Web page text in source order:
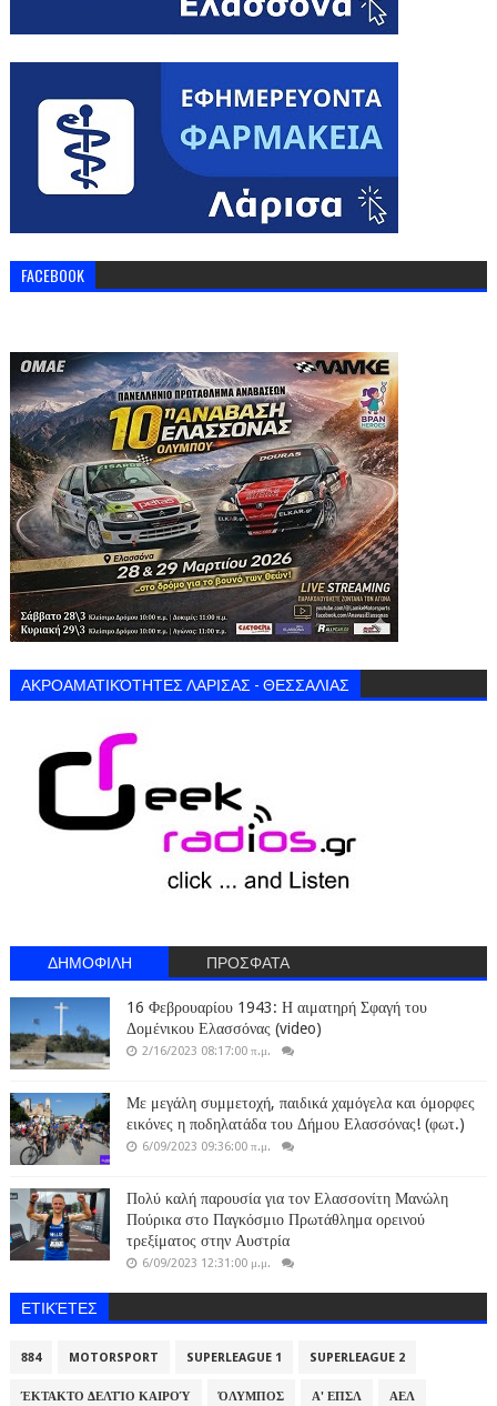
FACEBOOK
ΑΚΡΟΑΜΑΤΙΚΌΤΗΤΕΣ ΛΑΡΙΣΑΣ - ΘΕΣΣΑΛΙΑΣ
ΔΗΜΟΦΙΛΗ ΠΡΟΣΦΑΤΑ
16 Φεβρουαρίου 1943: Η αιματηρή Σφαγή του
Δομένικου Ελασσόνας (video)
2/16/2023 08:17:00 π.μ.
Με μεγάλη συμμετοχή, παιδικά χαμόγελα και όμορφες
εικόνες η ποδηλατάδα του Δήμου Ελασσόνας! (φωτ.)
6/09/2023 09:36:00 π.μ.
Πολύ καλή παρουσία για τον Ελασσονίτη Μανώλη
Πούρικα στο Παγκόσμιο Πρωτάθλημα ορεινού
τρεξίματος στην Αυστρία
6/09/2023 12:31:00 μ.μ.
ΕΤΙΚΈΤΕΣ
884 MOTORSPORT SUPERLEAGUE 1 SUPERLEAGUE 2
ΈΚΤΑΚΤΟ ΔΕΛΤΊΟ ΚΑΙΡΟΎ ΌΛΥΜΠΟΣ Α' ΕΠΣΛ ΑΕΛ